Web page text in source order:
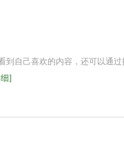
自己喜欢的内容，还可以通过
]